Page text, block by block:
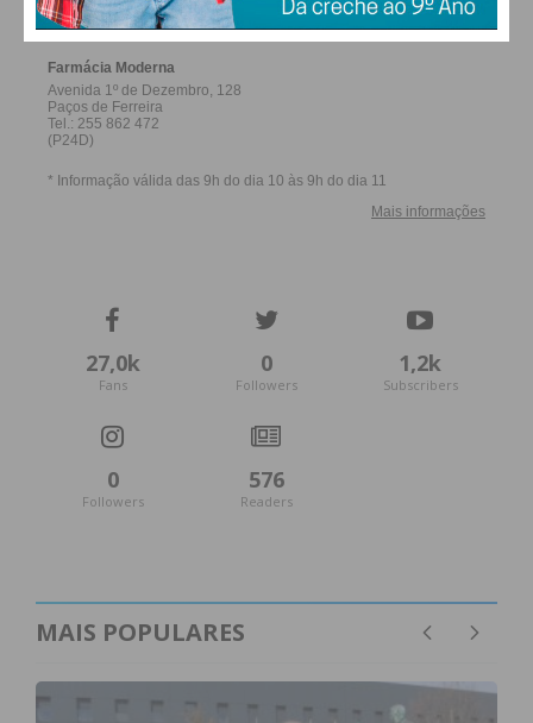
27,0k
Fans
0
Followers
1,2k
Subscribers
0
Followers
576
Readers
MAIS POPULARES